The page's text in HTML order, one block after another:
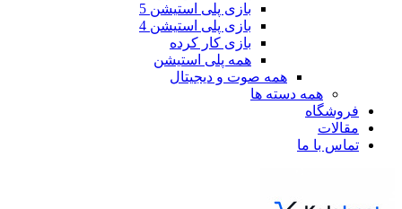
بازی پلی استیشن 5
بازی پلی استیشن 4
بازی کار کرده
همه پلی استیشن
همه صوت و دیجیتال
همه دسته ها
فروشگاه
مقالات
تماس با ما